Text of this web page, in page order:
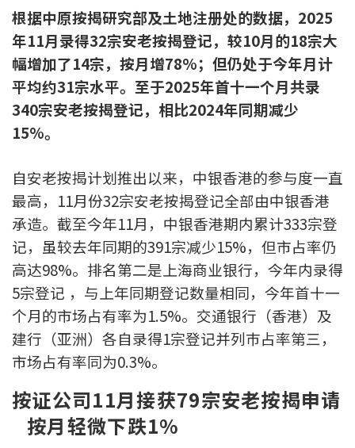
按揭工具
按揭计算
转按计算
置业预算
供款年期计算
工商铺按揭计算
印花税计算
免费物业估价
下载中心
按揭全面睇
新闻/研究
根据中原按揭研究部及土地注册处的数据，2025
年11月录得32宗安老按揭登记，较10月的18宗大
幅增加了14宗，按月增78%；但仍处于今年月计
平均约31宗水平。至于2025年首十一个月共录
340宗安老按揭登记，相比2024年同期减少
15%。
自安老按揭计划推出以来，中银香港的参与度一直
最高，11月份32宗安老按揭登记全部由中银香港
承造。截至今年11月，中银香港期内累计333宗登
记，虽较去年同期的391宗减少15%，但市占率仍
高达98%。排名第二是上海商业银行，今年内录得
5宗登记 ，与上年同期登记数量相同，今年首十一
个月的市场占有率为1.5%。交通银行（香港）及
建行（亚洲）各自录得1宗登记并列巿占率第三，
市场占有率同为0.3%。
按证公司11月接获79宗安老按揭申请
按月轻微下跌1%